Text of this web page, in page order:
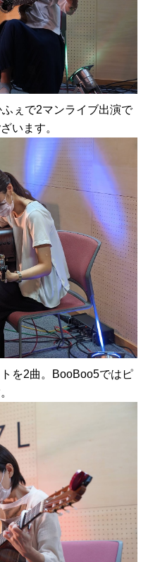
ぇで2マンライブ出演で
います。
2曲。BooBoo5ではピ